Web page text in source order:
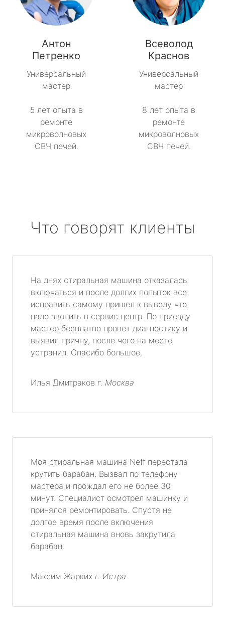
Антон
Петренко
Универсальный
мастер
5 лет опыта в
ремонте
микроволновых
СВЧ печей.
Всеволод
Краснов
Универсальный
мастер
8 лет опыта в
ремонте
микроволновых
СВЧ печей.
Что говорят клиенты
На днях стиральная машина отказалась
включаться и после долгих попыток все
исправить самому пришел к выводу что
надо звонить в сервис центр. По приезду
мастер бесплатно провет диагностику и
выявил причну, после чего на месте
устранил. Спасибо большое.
Илья Дмитраков г. Москва
Моя стиральная машина Neff перестала
крутить барабан. Вызвал по телефону
мастера и прождал его не более 30
минут. Специалист осмотрел машинку и
принялся ремонтировать. Спустя не
долгое время после включения
стиральная машина вновь закрутила
барабан.
Максим Жарких г. Истра